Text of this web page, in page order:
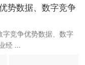
势数据、数字竞争
竞争优势数据、数字
经 ...